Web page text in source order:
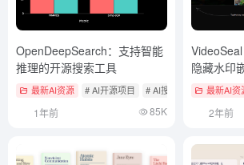
OpenDeepSearch：支持智能
推理的开源搜索工具
最新AI资源 # AI开源项目 # AI搜索工具
1年前 85K
隐藏水印
护视频版
最新AI资
2年前